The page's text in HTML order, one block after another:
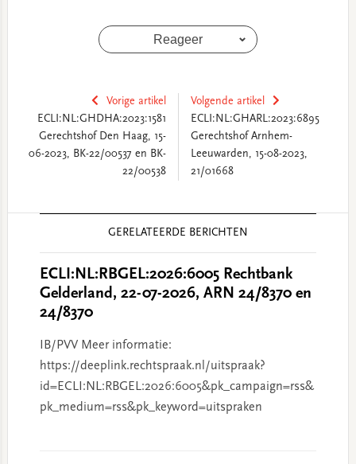
Reageer
Vorige artikel
ECLI:NL:GHDHA:2023:1581
Gerechtshof Den Haag, 15-
06-2023, BK-22/00537 en BK-
22/00538
Volgende artikel
ECLI:NL:GHARL:2023:6895
Gerechtshof Arnhem-
Leeuwarden, 15-08-2023,
21/01668
GERELATEERDE BERICHTEN
ECLI:NL:RBGEL:2026:6005 Rechtbank
Gelderland, 22-07-2026, ARN 24/8370 en
24/8370
IB/PVV Meer informatie:
https://deeplink.rechtspraak.nl/uitspraak?
id=ECLI:NL:RBGEL:2026:6005&pk_campaign=rss&
pk_medium=rss&pk_keyword=uitspraken